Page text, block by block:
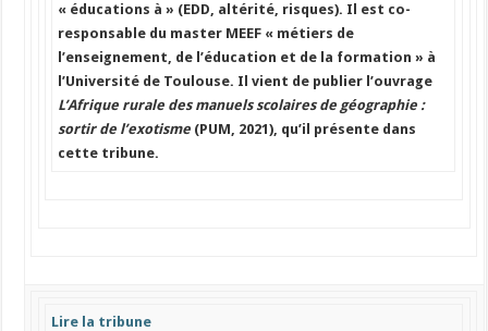
« éducations à » (EDD, altérité, risques). Il est co-
responsable du master MEEF « métiers de
l’enseignement, de l’éducation et de la formation » à
l’Université de Toulouse. Il vient de publier l’ouvrage
L’Afrique rurale des manuels scolaires de géographie :
sortir de l’exotisme (PUM, 2021), qu’il présente dans
cette tribune.
Lire la tribune